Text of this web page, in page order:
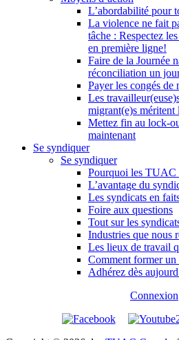
L’abordabilité pour
La violence ne fait
tâche : Respectez
en première ligne!
Faire de la Journée
réconciliation un
Payer les congés de
Les
migrant(e)s méritent
Mettez fin au lock-
maintenant
Se syndiquer
Se syndiquer
Pourquoi les TUAC
L’avantage du
Les syndicats en
Foire aux questions
Tout sur les
Industries que nous
Les lieux de travail
Comment former un
Adhérez dès
Connexion